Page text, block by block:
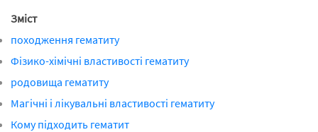
Зміст
походження гематиту
Фізико-хімічні властивості гематиту
родовища гематиту
Магічні і лікувальні властивості гематиту
Кому підходить гематит